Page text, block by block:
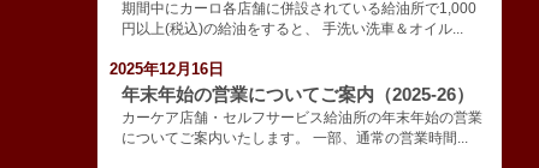
期間中にカーロ各店舗に併設されている給油所で1,000
円以上(税込)の給油をすると、 手洗い洗車＆オイル...
2025年12月16日
年末年始の営業についてご案内（2025-26）
カーケア店舗・セルフサービス給油所の年末年始の営業
についてご案内いたします。 一部、通常の営業時間...